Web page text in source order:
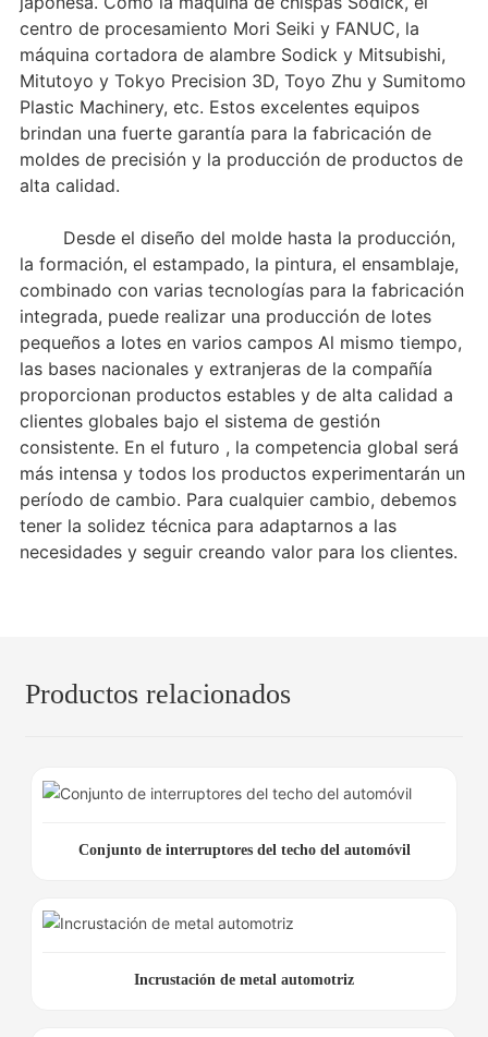
centro de procesamiento Mori Seiki y FANUC, la
máquina cortadora de alambre Sodick y Mitsubishi,
Mitutoyo y Tokyo Precision 3D, Toyo Zhu y Sumitomo
Plastic Machinery, etc. Estos excelentes equipos
brindan una fuerte garantía para la fabricación de
moldes de precisión y la producción de productos de
alta calidad.
Desde el diseño del molde hasta la producción,
la formación, el estampado, la pintura, el ensamblaje,
combinado con varias tecnologías para la fabricación
integrada, puede realizar una producción de lotes
pequeños a lotes en varios campos Al mismo tiempo,
las bases nacionales y extranjeras de la compañía
proporcionan productos estables y de alta calidad a
clientes globales bajo el sistema de gestión
consistente. En el futuro , la competencia global será
más intensa y todos los productos experimentarán un
período de cambio. Para cualquier cambio, debemos
tener la solidez técnica para adaptarnos a las
necesidades y seguir creando valor para los clientes.
Productos relacionados
Conjunto de interruptores del techo del automóvil
Incrustación de metal automotriz